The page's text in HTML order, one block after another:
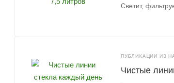
Светит,
ПУБЛИКАЦИИ ИЗ
Чистые